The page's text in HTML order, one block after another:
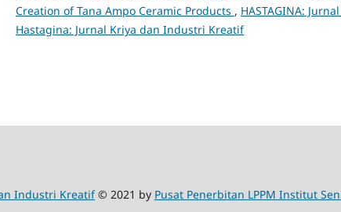
Creation of Tana Ampo Ceramic Products , HASTAGINA:
Hastagina: Jurnal Kriya dan Industri Kreatif
Industri Kreatif© 2021 by Pusat Penerbitan LPPM Institut